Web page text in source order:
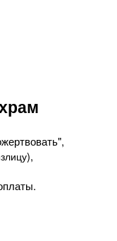
),